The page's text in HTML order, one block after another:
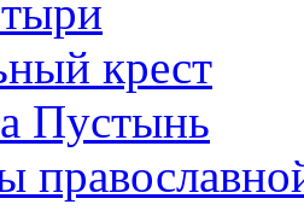
крест
Пустынь